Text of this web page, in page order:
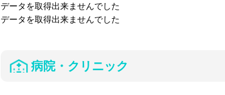
データを取得出来ませんでした
データを取得出来ませんでした
病院・クリニック